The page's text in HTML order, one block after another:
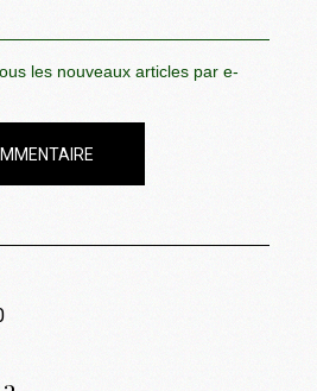
les nouveaux articles par e-